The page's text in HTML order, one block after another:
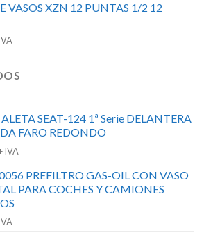
VASOS XZN 12 PUNTAS 1/2 12
SEAT-124 1ª Serie DELANTERA
FARO REDONDO
IVA
PREFILTRO GAS-OIL CON VASO
PARA COCHES Y CAMIONES